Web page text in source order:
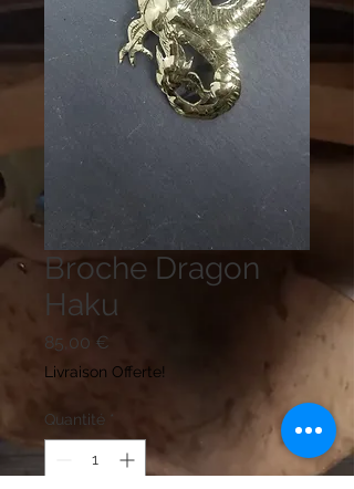
Broche Dragon
Haku
85,00 €
Livraison Offerte!
Quantité *